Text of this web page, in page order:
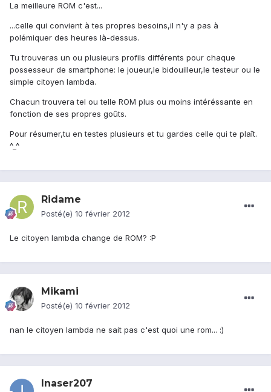
La meilleure ROM c'est...
...celle qui convient à tes propres besoins,il n'y a pas à
polémiquer des heures là-dessus.
Tu trouveras un ou plusieurs profils différents pour chaque
possesseur de smartphone: le joueur,le bidouilleur,le testeur ou le
simple citoyen lambda.
Chacun trouvera tel ou telle ROM plus ou moins intéréssante en
fonction de ses propres goûts.
Pour résumer,tu en testes plusieurs et tu gardes celle qui te plaît.
^_^
Ridame
Posté(e) 10 février 2012
Le citoyen lambda change de ROM? :P
Mikami
Posté(e) 10 février 2012
nan le citoyen lambda ne sait pas c'est quoi une rom... :)
Inaser207